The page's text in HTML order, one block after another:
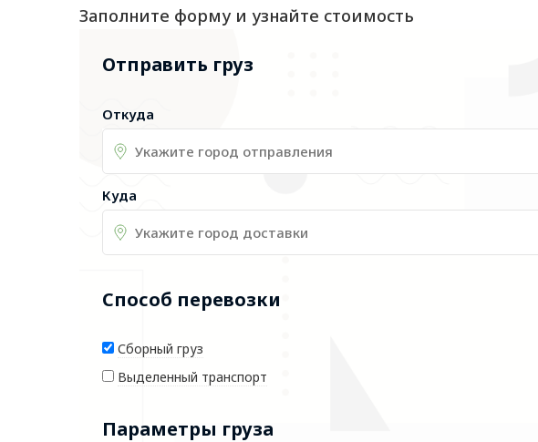
Заполните форму и узнайте стоимость
Отправить груз
Откуда
Куда
Способ перевозки
Сборный груз
Выделенный транспорт
Параметры груза